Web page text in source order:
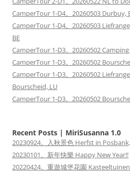
CamperTour 1-D4。20260503 Durbuy,
CamperTour 1-D4。20260503
BE
CamperTour 1-D3。20260502
CamperTour 1-D3。20260502
CamperTour 1-D3。20260502
Bourscheid, LU
CamperTour 1-D3。20260502
Recent Posts | MiriSusanna 1.0
20230924。入秋景色 Herfst in
20230101。新年快樂 Happy New Year!!
20220424。重遊城堡花園